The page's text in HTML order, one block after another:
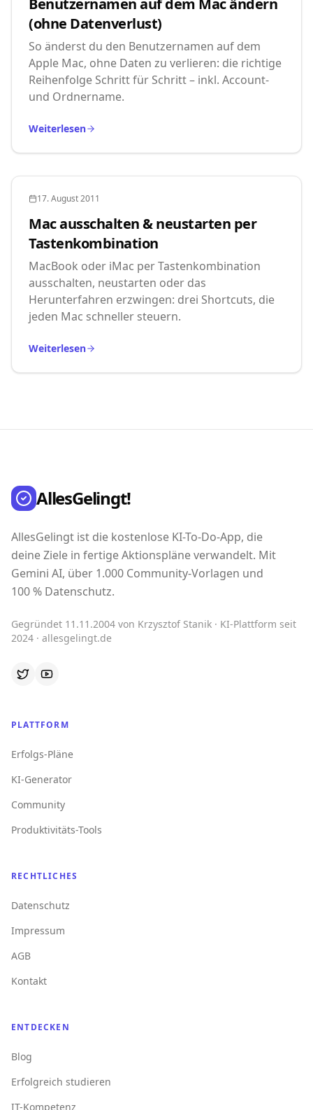
Benutzernamen auf dem Mac ändern
(ohne Datenverlust)
So änderst du den Benutzernamen auf dem
Apple Mac, ohne Daten zu verlieren: die richtige
Reihenfolge Schritt für Schritt – inkl. Account-
und Ordnername.
Weiterlesen
17. August 2011
Mac ausschalten & neustarten per
Tastenkombination
MacBook oder iMac per Tastenkombination
ausschalten, neustarten oder das
Herunterfahren erzwingen: drei Shortcuts, die
jeden Mac schneller steuern.
Weiterlesen
AllesGelingt!
AllesGelingt ist die kostenlose KI-To-Do-App, die
deine Ziele in fertige Aktionspläne verwandelt. Mit
Gemini AI, über 1.000 Community-Vorlagen und
100 % Datenschutz.
Gegründet 11.11.2004 von Krzysztof Stanik · KI-Plattform seit
2024 · allesgelingt.de
PLATTFORM
Erfolgs-Pläne
KI-Generator
Community
Produktivitäts-Tools
RECHTLICHES
Datenschutz
Impressum
AGB
Kontakt
ENTDECKEN
Blog
Erfolgreich studieren
IT-Kompetenz